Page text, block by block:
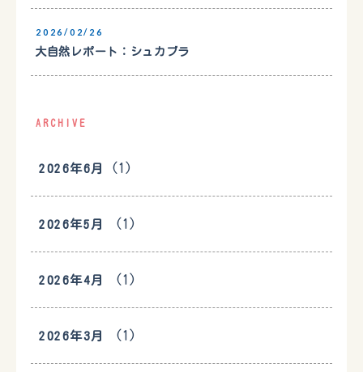
2026/02/26
大自然レポート：シュカブラ
ARCHIVE
2026年6月 (1)
2026年5月 (1)
2026年4月 (1)
2026年3月 (1)